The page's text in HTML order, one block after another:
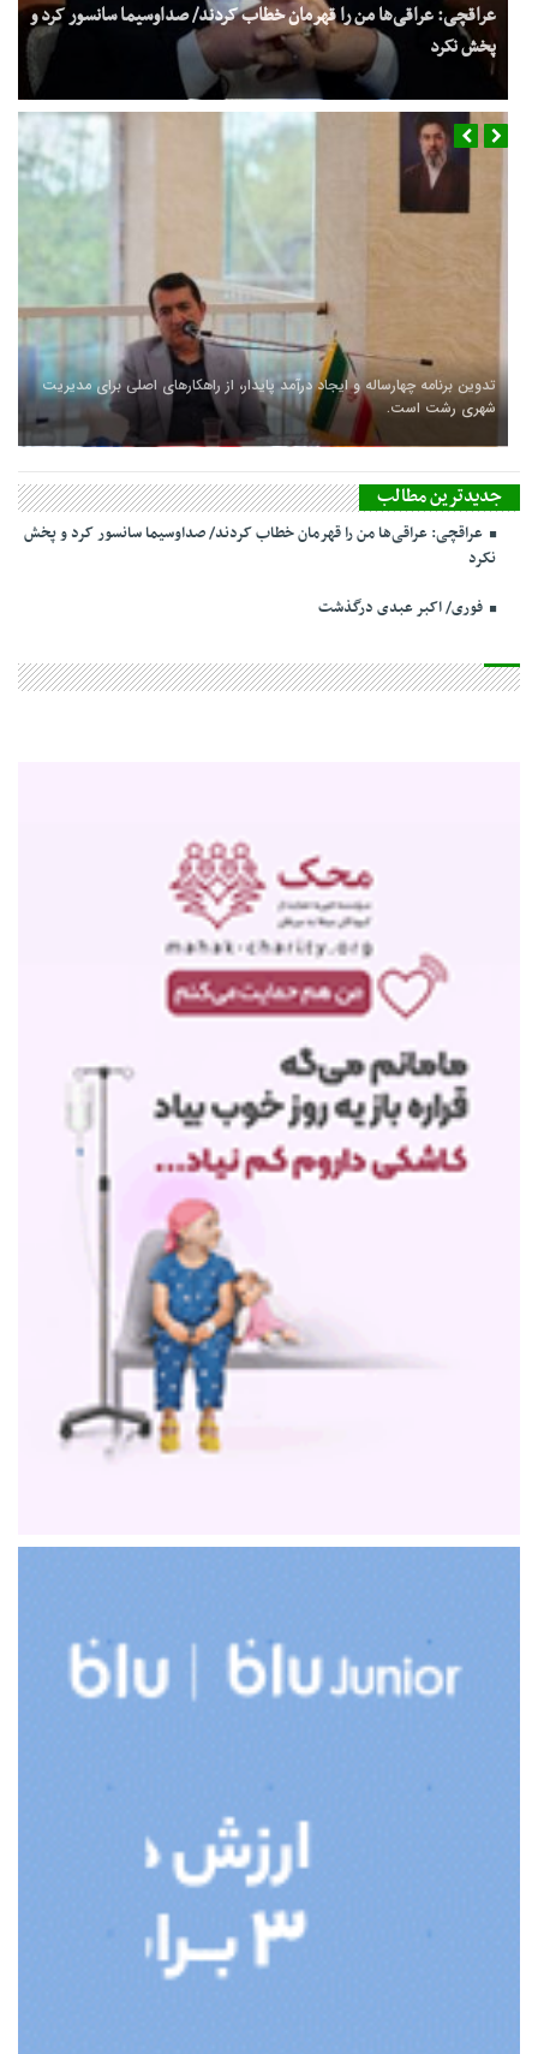
عراقچی: عراقی‌ها من را قهرمان خطاب کردند/ صداوسیما سانسور کرد و
پخش نکرد
تدوین برنامه چهارساله و ایجاد درآمد پایدار، از راهکارهای اصلی برای مدیریت
شهری رشت است.
جدیدترین مطالب
عراقچی: عراقی‌ها من را قهرمان خطاب کردند/ صداوسیما سانسور کرد و پخش
نکرد
فوری/ اکبر عبدی درگذشت